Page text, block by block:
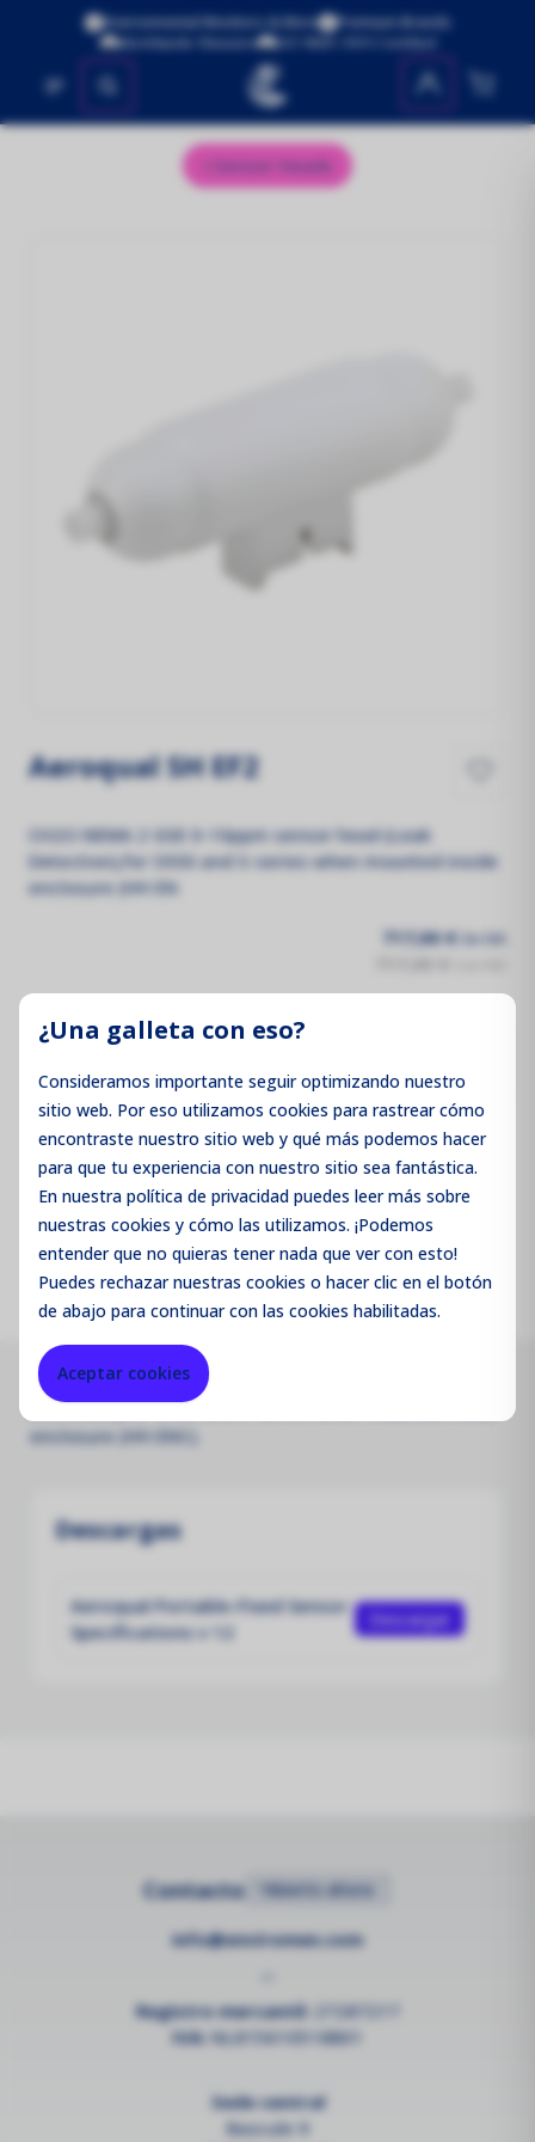
¿Una galleta con eso?
Consideramos importante seguir optimizando nuestro
sitio web. Por eso utilizamos cookies para rastrear cómo
encontraste nuestro sitio web y qué más podemos hacer
para que tu experiencia con nuestro sitio sea fantástica.
En nuestra política de privacidad puedes leer más sobre
nuestras cookies y cómo las utilizamos. ¡Podemos
entender que no quieras tener nada que ver con esto!
Puedes rechazarnuestras cookies o hacer clic en el botón
de abajo para continuar con las cookies habilitadas.
Aceptar cookies
Environmental Monitors & More
Premium Brands
Worldwide Shipping
ISO 9001:2015 Certified
No se encontraron productos
Sensor Heads
Aeroqual SH EF2
CH2O NEMA 2 GSE 0-10ppm sensor head (Leak
Detection),for S930 and S-series when mounted inside
enclosure (HH EN
717,00 € Sin IVA
Código de producto: SHEF2
Merk: Aeroqual
CH2O NEMA 2 GSE 0-10ppm sensor head (Leak
Detection),for S930 and S-series when mounted inside
enclosure (HH ENC).
Descargas
Aeroqual Portable-Fixed Sensor
Specifications v 12
Descargar
Contacto •Abierto ahora
info@enviromen.com
Registro mercantil: 27287217
IVA: NL815610518B01
Sede central
Bascule 9